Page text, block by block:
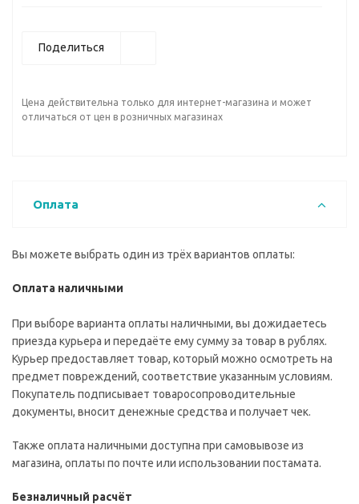
Поделиться
Цена действительна только для интернет-магазина и может
отличаться от цен в розничных магазинах
Оплата
Вы можете выбрать один из трёх вариантов оплаты:
Оплата наличными
При выборе варианта оплаты наличными, вы дожидаетесь
приезда курьера и передаёте ему сумму за товар в рублях.
Курьер предоставляет товар, который можно осмотреть на
предмет повреждений, соответствие указанным условиям.
Покупатель подписывает товаросопроводительные
документы, вносит денежные средства и получает чек.
Также оплата наличными доступна при самовывозе из
магазина, оплаты по почте или использовании постамата.
Безналичный расчёт